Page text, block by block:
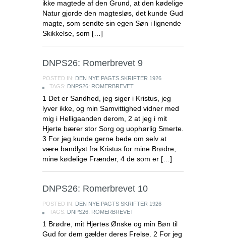
ikke magtede af den Grund, at den kødelige
Natur gjorde den magtesløs, det kunde Gud
magte, som sendte sin egen Søn i lignende
Skikkelse, som […]
DNPS26: Romerbrevet 9
POSTED IN: DEN NYE PAGTS SKRIFTER 1926
TAGS: DNPS26: ROMERBREVET
1 Det er Sandhed, jeg siger i Kristus, jeg
lyver ikke, og min Samvittighed vidner med
mig i Helligaanden derom, 2 at jeg i mit
Hjerte bærer stor Sorg og uophørlig Smerte.
3 For jeg kunde gerne bede om selv at
være bandlyst fra Kristus for mine Brødre,
mine kødelige Frænder, 4 de som er […]
DNPS26: Romerbrevet 10
POSTED IN: DEN NYE PAGTS SKRIFTER 1926
TAGS: DNPS26: ROMERBREVET
1 Brødre, mit Hjertes Ønske og min Bøn til
Gud for dem gælder deres Frelse. 2 For jeg